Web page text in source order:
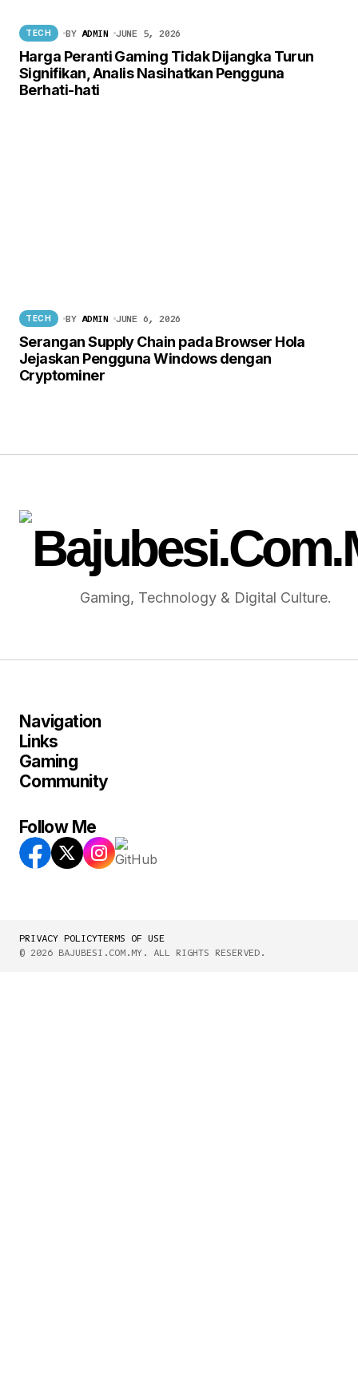
TECH BY ADMIN JUNE 5, 2026
Harga Peranti Gaming Tidak Dijangka Turun
Signifikan, Analis Nasihatkan Pengguna
Berhati-hati
TECH BY ADMIN JUNE 6, 2026
Serangan Supply Chain pada Browser Hola
Jejaskan Pengguna Windows dengan
Cryptominer
Gaming, Technology & Digital Culture.
Navigation
Links
Gaming
Community
Follow Me
PRIVACY POLICYTERMS OF USE
© 2026 BAJUBESI.COM.MY. ALL RIGHTS RESERVED.